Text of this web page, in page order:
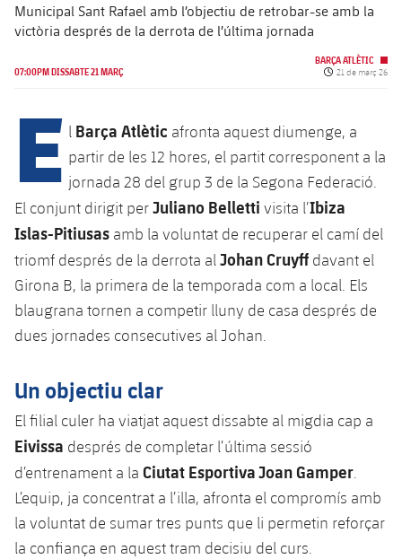
Documents
chevron-right
label.aria.chevronright
Comissions i òrgans
chevron-right
label.aria.chevronright
La Masia
Jugadors de llegenda
Entrenadors
Centre de documentació
plusicon
més
Instal·lacions
Spotify Camp Nou
Palau Blaugrana
Estadi Johan Cruyff
Barça Cafe
Ciutat Esportiva
La Masia
plusicon
més
Serveis
Serveis Mèdics
plusicon
més
Acreditacions
Municipal Sant Rafael amb l’objectiu de retrobar-se amb la
victòria després de la derrota de l’última jornada
07:00PM DISSABTE 21 MARÇ
BARÇA ATLÈTIC
Data de
21 de març 26
E l Barça Atlètic afronta aquest diumenge, a
partir de les 12 hores, el partit corresponent a la
jornada 28 del grup 3 de la Segona Federació.
El conjunt dirigit perJuliano Belletti visita l’Ibiza
Islas-Pitiusas amb la voluntat de recuperar el camí del
triomf després de la derrota al Johan Cruyff davant el
Girona B, la primera de la temporada com a local. Els
blaugrana tornen a competir lluny de casa després de
dues jornades consecutives al Johan.
Un objectiu clar
El filial culer ha viatjat aquest dissabte al migdia cap a
Eivissa després de completar l’última sessió
d’entrenament a la Ciutat Esportiva Joan Gamper
L’equip, ja concentrat a l’illa, afronta el compromís amb
la voluntat de sumar tres punts que li permetin reforçar
la confiança en aquest tram decisiu del curs.